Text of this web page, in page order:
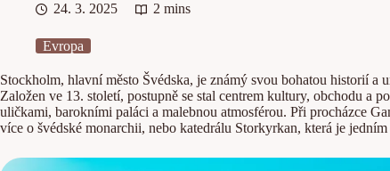
24. 3. 2025 2 mins
Evropa
Stockholm, hlavní město Švédska, je známý svou bohatou historií a
Založen ve 13. století, postupně se stal centrem kultury, obchodu a
uličkami, barokními paláci a malebnou atmosférou. Při procházce
více o švédské monarchii, nebo katedrálu Storkyrkan, která je